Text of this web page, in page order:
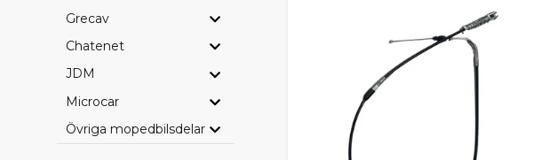
Grecav
Chatenet
JDM
Microcar
Övriga mopedbilsdelar